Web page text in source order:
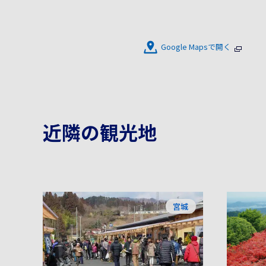
Google Mapsで開く
近隣の観光地
宮城